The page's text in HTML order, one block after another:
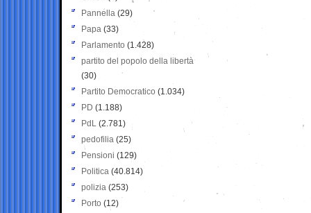
Pannella (29)
Papa (33)
Parlamento (1.428)
partito del popolo della libertà
(30)
Partito Democratico (1.034)
PD (1.188)
PdL (2.781)
pedofilia (25)
Pensioni (129)
Politica (40.814)
polizia (253)
Porto (12)